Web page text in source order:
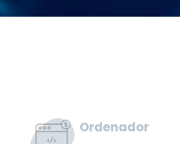
Ordenador